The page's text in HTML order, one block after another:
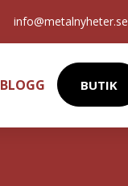
info@metalnyheter.se
BLOGG BUTIK